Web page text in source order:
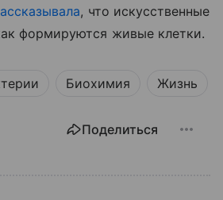
, что искусственные
формируются живые клетки.
Биохимия Жизнь
Поделиться